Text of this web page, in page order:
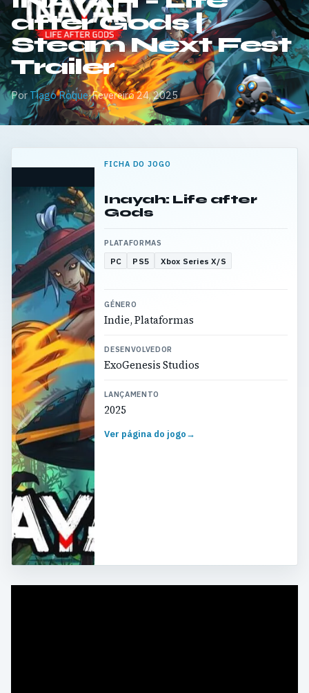
after Gods |
Steam Next Fest
Trailer
PorTiago Roque·Fevereiro 24, 2025
FICHA DO JOGO
Inayah: Life after
Gods
PLATAFORMAS
PC PS5 Xbox Series X/S
GÉNERO
Indie, Plataformas
DESENVOLVEDOR
ExoGenesis Studios
LANÇAMENTO
2025
Ver página do jogo→